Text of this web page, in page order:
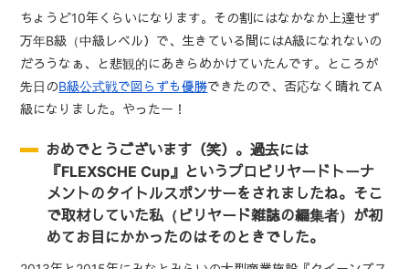
ちょうど10年くらいになります。その割にはなかなか上達せず
万年B級（中級レベル）で、生きている間にはA級になれないの
だろうなぁ、と悲観的にあきらめかけていたんです。ところが
先日のB級公式戦で図らずも優勝できたので、否応なく晴れてA
級になりました。やったー！
おめでとうございます（笑）。過去には
『FLEXSCHE Cup』というプロビリヤードトーナ
メントのタイトルスポンサーをされましたね。そこ
で取材していた私（ビリヤード雑誌の編集者）が初
めてお目にかかったのはそのときでした。